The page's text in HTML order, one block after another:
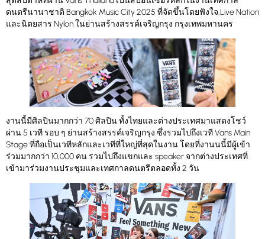
ดนตรีนานาชาติ Bangkok Music City 2025 ที่จัดขึ้นโดยฟังใจ,Live Nation
และนิตยสาร Nylon ในย่านสร้างสรรค์เจริญกรุง กรุงเทพมหานคร
งานนี้มีศิลปินมากกว่า 70 ศิลปิน ทั้งไทยและต่างประเทศมาแสดงโชว์
ผ่าน 5 เวที รอบ ๆ ย่านสร้างสรรค์เจริญกรุง ซึ่งรวมไปถึงเวที Vans Main
Stage ที่ถือเป็นเวทีหลักและเวทีที่ใหญ่ที่สุดในงาน โดยที่งานนนี้มีผู้เข้า
ร่วมมากกว่า 10,000 คน รวมไปถึงแขกและ speaker จากต่างประเทศที่
เข้ามาร่วมงานประชุมและเทศกาลดนตรีตลอดทั้ง 2 วัน